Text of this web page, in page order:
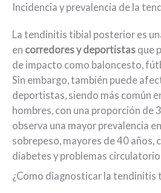
Incidencia y prevalencia de la
La tendinitis tibial posterior es
en corredores y deportistas que
de impacto como baloncesto,
Sin embargo, también puede
deportistas, siendo más común
hombres, con una proporción de
observa una mayor prevalencia
sobrepeso, mayores de 40 años,
diabetes y problemas
¿Como diagnosticar la tendinitis